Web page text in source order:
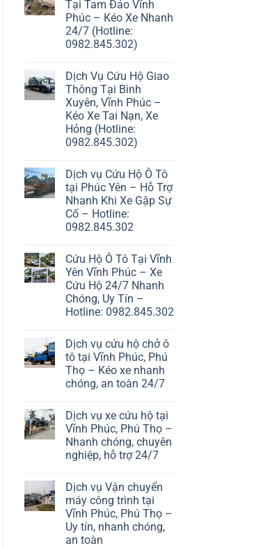
Tại Tam Đảo Vĩnh
Phúc – Kéo Xe Nhanh
24/7 (Hotline:
0982.845.302)
Dịch Vụ Cứu Hộ Giao
Thông Tại Bình
Xuyên, Vĩnh Phúc –
Kéo Xe Tai Nạn, Xe
Hỏng (Hotline:
0982.845.302)
Dịch vụ Cứu Hộ Ô Tô
tại Phúc Yên – Hỗ Trợ
Nhanh Khi Xe Gặp Sự
Cố – Hotline:
0982.845.302
Cứu Hộ Ô Tô Tại Vĩnh
Yên Vĩnh Phúc – Xe
Cứu Hộ 24/7 Nhanh
Chóng, Uy Tín –
Hotline: 0982.845.302
Dịch vụ cứu hộ chở ô
tô tại Vĩnh Phúc, Phú
Thọ – Kéo xe nhanh
chóng, an toàn 24/7
Dịch vụ xe cứu hộ tại
Vĩnh Phúc, Phú Thọ –
Nhanh chóng, chuyên
nghiệp, hỗ trợ 24/7
Dịch vụ Vận chuyển
máy công trình tại
Vĩnh Phúc, Phú Thọ –
Uy tín, nhanh chóng,
an toàn